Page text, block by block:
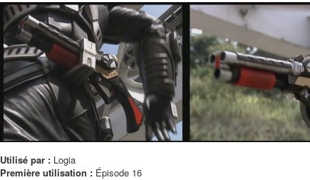
Utilisé par : Logia
Première utilisation : Épisode 16